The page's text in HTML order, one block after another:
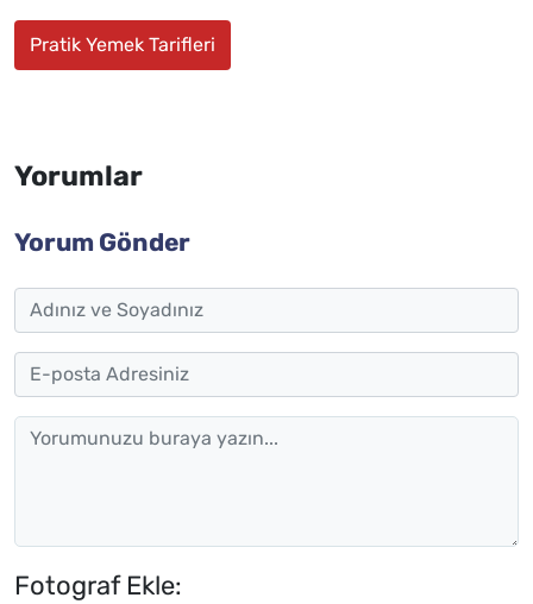
Pratik Yemek Tarifleri
Yorumlar
Yorum Gönder
Fotograf Ekle: